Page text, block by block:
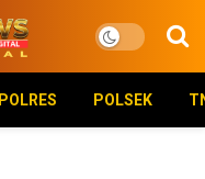
POLRES POLSEK